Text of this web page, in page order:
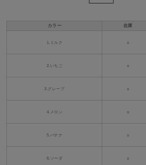
カラー 在庫
1.ミルク ○
2.いちご ○
3.グレープ ○
4.メロン ○
5.バナナ ○
6.ソーダ ○